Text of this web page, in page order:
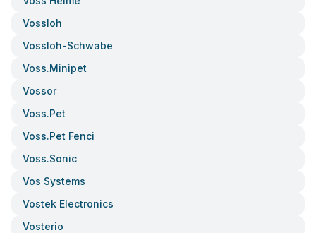
Vossloh
Vossloh-Schwabe
Voss.minipet
Vossor
Voss.pet
Voss.pet Fenci
Voss.sonic
Vos Systems
Vostek Electronics
Vosterio